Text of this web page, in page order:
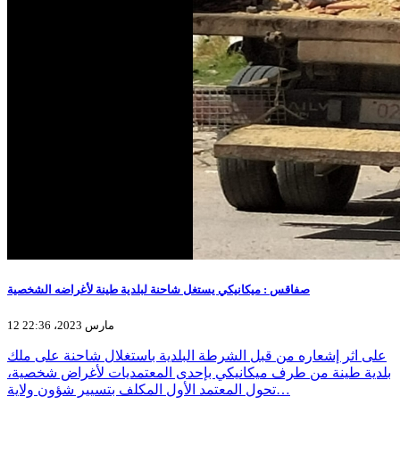
صفاقس : ميكانيكي يستغل شاحنة لبلدية طينة لأغراضه الشخصية
12 مارس 2023، 22:36
على اثر إشعاره من قبل الشرطة البلدية باستغلال شاحنة على ملك
بلدية طينة من طرف ميكانيكي بإحدى المعتمديات لأغراض شخصية،
تحول المعتمد الأول المكلف بتسيير شؤون ولاية…